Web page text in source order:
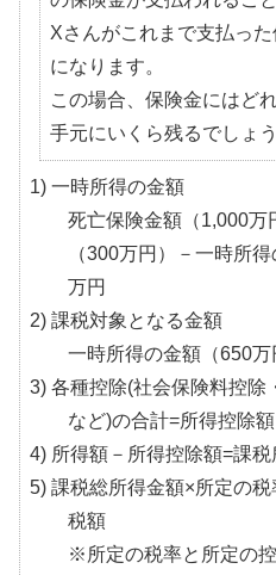
Xさんがこれまで支払っ
になります。
この場合、保険金にはど
手元にいくら残るでしょ
1) 一時所得の金額
死亡保険金額（1,000万
（300万円）－一時所
万円
2) 課税対象となる金額
一時所得の金額（650
3) 各種控除(社会保険料控除
など)の合計=所得控除額
4) 所得額－所得控除額=課
5) 課税総所得金額×所定の
税額
※所定の税率と所定の